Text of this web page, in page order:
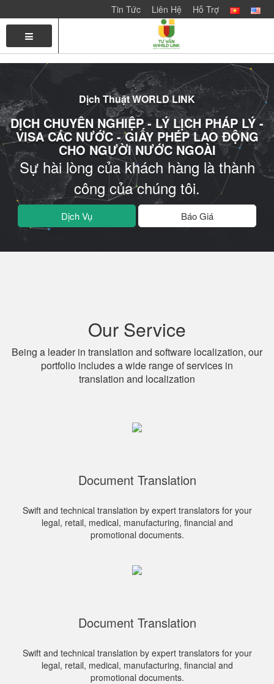
Tin Tức Liên Hệ Hỗ Trợ
CHÚNG
TÔI
Dịch Thuật WORLD LINK
DỊCH CHUYÊN NGHIỆP - LÝ LỊCH PHÁP LÝ -
VISA CÁC NƯỚC - GIẤY PHÉP LAO ĐỘNG
CHO NGƯỜI NƯỚC NGOÀI
Sự hài lòng của khách hàng là thành
công của chúng tôi.
Dịch Vụ Báo Giá
Our Service
Being a leader in translation and software localization, our
portfolio includes a wide range of services in
translation and localization
Document Translation
Swift and technical translation by expert translators for your
legal, retail, medical, manufacturing, financial and
promotional documents.
Document Translation
Swift and technical translation by expert translators for your
legal, retail, medical, manufacturing, financial and
promotional documents.